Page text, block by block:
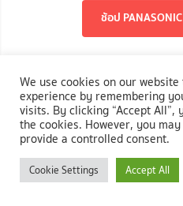
ช้อป
ELTRON รุ่น DE 45E
We use cookies on our
experience by remembering
visits. By clicking “Accept All”,
the cookies. However, you
provide a controlled consent.
Cookie Settings Accept All